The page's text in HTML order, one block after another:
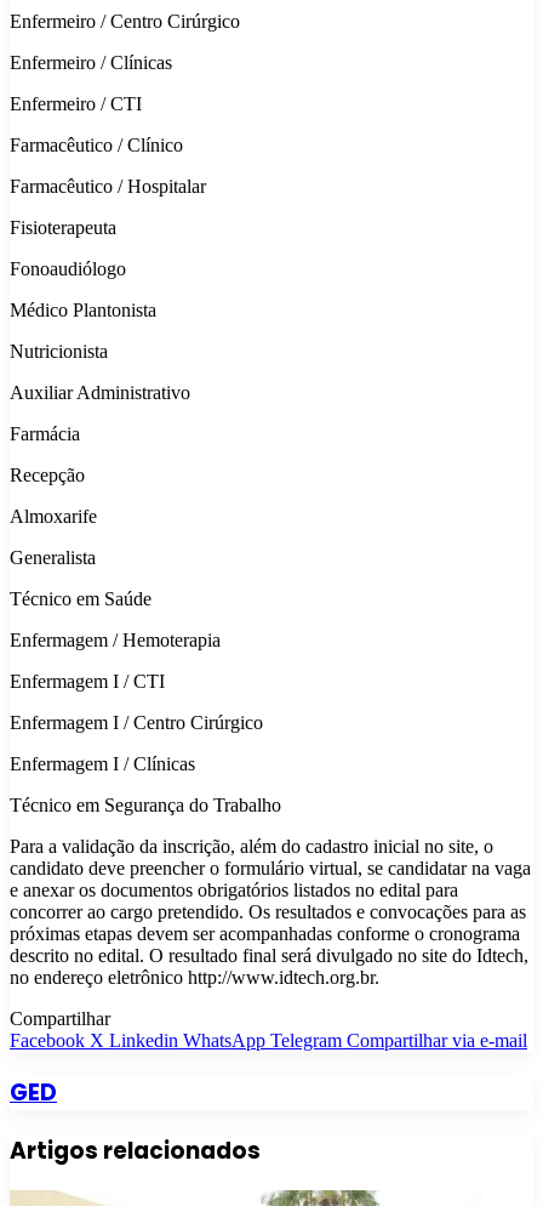
Enfermeiro / Centro Cirúrgico
Enfermeiro / Clínicas
Enfermeiro / CTI
Farmacêutico / Clínico
Farmacêutico / Hospitalar
Fisioterapeuta
Fonoaudiólogo
Médico Plantonista
Nutricionista
Auxiliar Administrativo
Farmácia
Recepção
Almoxarife
Generalista
Técnico em Saúde
Enfermagem / Hemoterapia
Enfermagem I / CTI
Enfermagem I / Centro Cirúrgico
Enfermagem I / Clínicas
Técnico em Segurança do Trabalho
Para a validação da inscrição, além do cadastro inicial no site, o
candidato deve preencher o formulário virtual, se candidatar na vaga
e anexar os documentos obrigatórios listados no edital para
concorrer ao cargo pretendido. Os resultados e convocações para as
próximas etapas devem ser acompanhadas conforme o cronograma
descrito no edital. O resultado final será divulgado no site do Idtech,
no endereço eletrônico http://www.idtech.org.br.
Compartilhar
Facebook X Linkedin WhatsApp Telegram Compartilhar via e-mail
GED
Artigos relacionados